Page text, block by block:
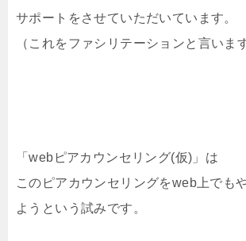
サポートをさせていただいています。
（これをファシリテーションと言いま
「webピアカウンセリング(仮)」は
このピアカウンセリングをweb上でも
ようという試みです。